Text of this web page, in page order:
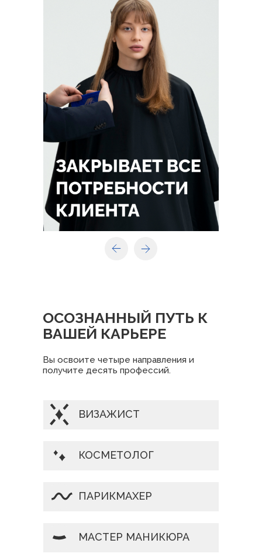
ОСОЗНАННЫЙ ПУТЬ К
ВАШЕЙ КАРЬЕРЕ
Вы освоите четыре направления и
получите десять профессий.
ВИЗАЖИСТ
ПАРИКМАХЕР
КОСМЕТОЛОГ
МАСТЕР МАНИКЮРА